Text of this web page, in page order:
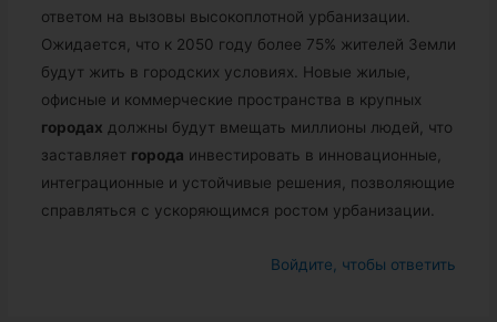
ответом на вызовы высокоплотной урбанизации.
Ожидается, что к 2050 году более 75% жителей Земли
будут жить в городских условиях. Новые жилые,
офисные и коммерческие пространства в крупных
городах должны будут вмещать миллионы людей, что
заставляет города инвестировать в инновационные,
интеграционные и устойчивые решения, позволяющие
справляться с ускоряющимся ростом урбанизации.
Войдите, чтобы ответить